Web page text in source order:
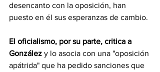
desencanto con la oposición, han
puesto en él sus esperanzas de cambio.
El oficialismo, por su parte, critica a
González y lo asocia con una "oposición
apátrida" que ha pedido sanciones que